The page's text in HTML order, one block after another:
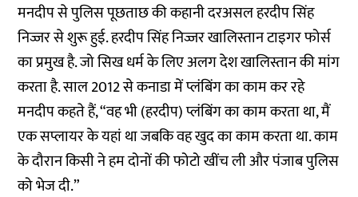
मनदीप से पुलिस पूछताछ की कहानी दरअसल हरदीप सिंह
निज्जर से शुरू हुई. हरदीप सिंह निज्जर खालिस्तान टाइगर फोर्स
का प्रमुख है. जो सिख धर्म के लिए अलग देश खालिस्तान की मांग
करता है. साल 2012 से कनाडा में प्लंबिंग का काम कर रहे
मनदीप कहते हैं, “वह भी (हरदीप) प्लंबिंग का काम करता था, मैं
एक सप्लायर के यहां था जबकि वह खुद का काम करता था. काम
के दौरान किसी ने हम दोनों की फोटो खींच ली और पंजाब पुलिस
को भेज दी.”